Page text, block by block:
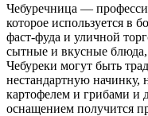
Чебуречница —
которое используется в
фаст-фуда и уличной
сытные и вкусные
Чебуреки могут быть
нестандартную начинку,
картофелем и грибами и
оснащением получится